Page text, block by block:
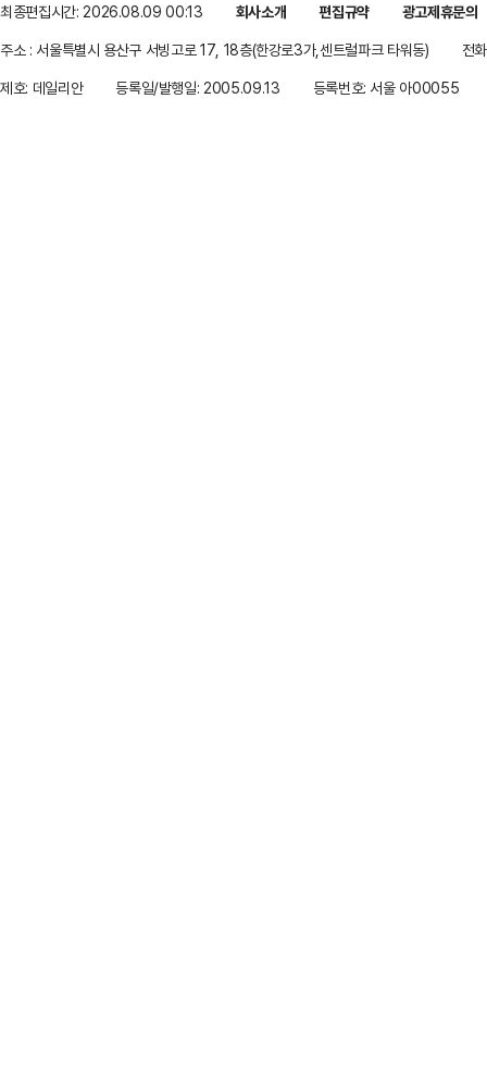
최종편집시간: 2026.08.09 00:13 회사소개 편집규약
광고제휴문의
주소 : 서울특별시 용산구 서빙고로 17, 18층(한강로3가,센트럴파크 타워동)
전
제호: 데일리안
등록일/발행일: 2005.09.13 등록번호: 서울 아00055